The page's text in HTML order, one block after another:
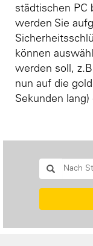
städtischen PC
werden Sie
können
werden soll,
nun auf die
Sekunden